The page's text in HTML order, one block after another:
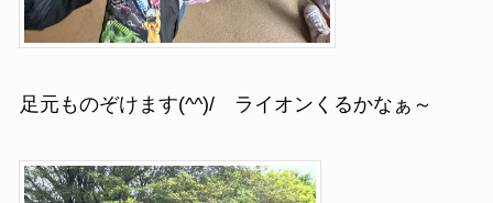
足元ものぞけます(^^)/ ライオンくるかなぁ～